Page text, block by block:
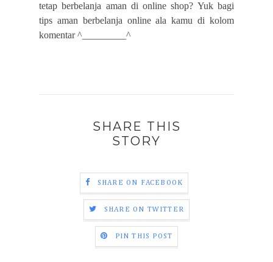
tetap berbelanja aman di online shop? Yuk bagi
tips aman berbelanja online ala kamu di kolom
komentar ^_________^
SHARE THIS
STORY
SHARE ON FACEBOOK
SHARE ON TWITTER
PIN THIS POST